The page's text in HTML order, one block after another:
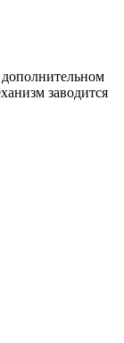
заводится